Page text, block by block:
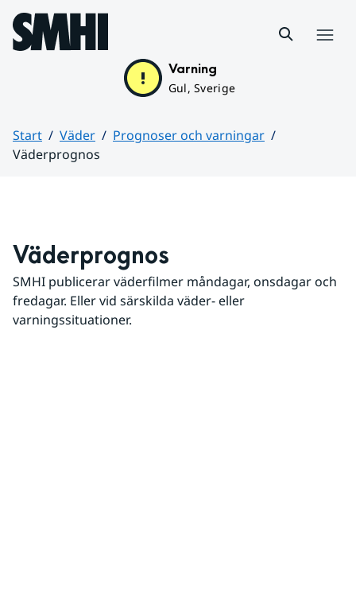
Hoppa till sidans innehåll
Varning
Gul, Sverige
Start Väder
Prognoser och varningar
Väderprognos
Väderprognos
SMHI publicerar väderfilmer måndagar, onsdagar och
fredagar. Eller vid särskilda väder- eller
varningssituationer.